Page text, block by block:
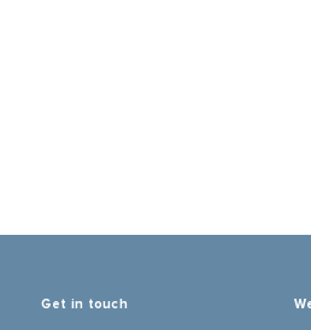
Get in touch